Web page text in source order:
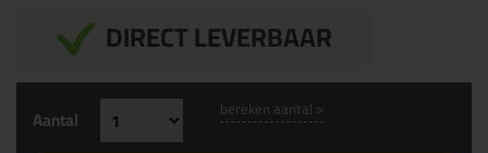
DIRECT LEVERBAAR
Aantal bereken aantal >